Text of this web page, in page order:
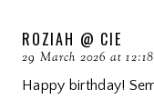
ROZIAH @ CIE
29 March 2026 at 12:18
Happy birthday!